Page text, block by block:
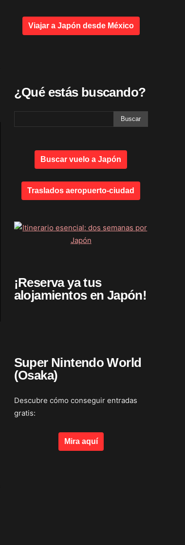
Viajar a Japón desde México
¿Qué estás buscando?
Buscar vuelo a Japón
Traslados aeropuerto-ciudad
¡Reserva ya tus
alojamientos en Japón!
Super Nintendo World
(Osaka)
Descubre cómo conseguir entradas
gratis:
Mira aquí